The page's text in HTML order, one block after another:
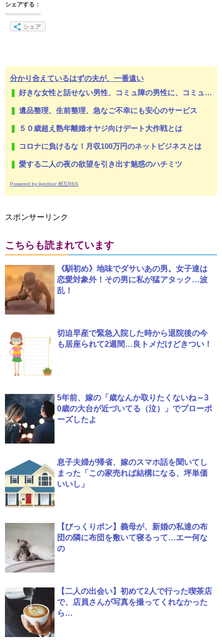
シェアする：
シェア
分かり合えているはずの夫が、一番遠い
好きな女性と話せない男性、コミュ障の男性に、コミュ力向上セラピー講座
遺品整理、生前整理、急なご不幸にも安心のサービス
５０歳超え熟年離婚オヤジ向けデート大作戦とは
コロナに負けるな！月収100万円のネットビジネスとは
愛する二人の夜の欲望を引き出す魅惑のハチミツ
Powered by livedoor 相互RSS
スポンサーリンク
こちらも読まれています
《馴初め》地味でダサいあの男。女子達は
恋愛対象外！その男に私が猛アタック…波
乱！
切迫早産で緊急入院した時から退院後の今
も居座られて2週間…良トメだけどきつい！
5年前、嫁の「歳なんか取りたくないね～3
0歳の大台が近づいてる（泣）」でプローポ
ーズしたよ
息子夫婦が帰省、嫁のスマホ話を聞いてし
まった「この家売れば結構になる、坪単価
いいし」
【びっくりポン】義母が、新婚の私達の布
団の隣に布団を敷いて寝るって…エー何な
の
【二人の出会い】初めて2人で行った喫茶店
で、店員さんが写真を撮ってくれなかった
ら…